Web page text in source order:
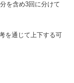
を含め3回に分けて
を通じて上下する可